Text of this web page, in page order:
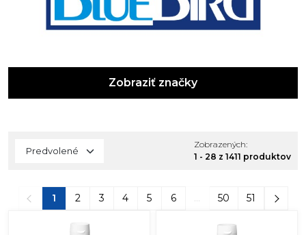
Zobraziť značky
Zobrazených:
1 - 28 z 1411 produktov
1 2 3 4 5 6 ... 50 51